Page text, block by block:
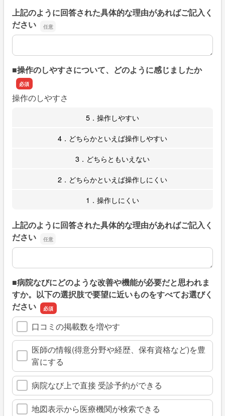
上記のように回答された具体的な理由があればご記入く
ださい
上記のように回答された具体的な理由があればご記入くだ
■操作のしやすさについて、どのように感じましたか
操作のしやすさ
5．操作しやすい
4．どちらかといえば操作しやすい
3．どちらともいえない
2．どちらかといえば操作しにくい
1．操作しにくい
上記のように回答された具体的な理由があればご記入く
ださい
上記のように回答された具体的な理由があればご記入くだ
■病院なびにどのような改善や機能が必要だと思われま
すか。以下の選択肢で要望に近いものをすべてお選びく
ださい
口コミの掲載数を増やす
医師の情報(得意分野や経歴、保有資格など)を豊
富にする
病院なび上で直接 受診予約ができる
地図表示から医療機関が検索できる